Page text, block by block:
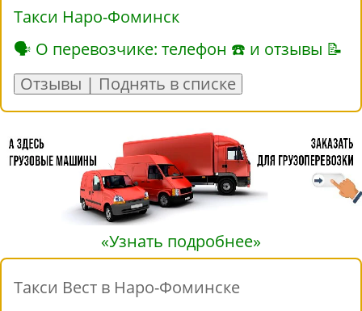
Такси Наро-Фоминск
🗣 О перевозчике: телефон ☎ и отзывы 📝
Отзывы | Поднять в списке
«Узнать подробнее»
Такси Вест в Наро-Фоминске